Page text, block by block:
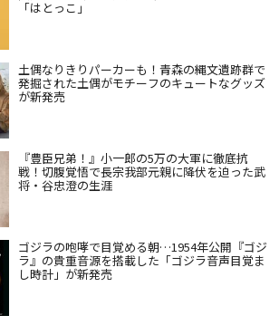
「はとっこ」
土偶なりきりパーカーも！青森の縄文遺跡群で
発掘された土偶がモチーフのキュートなグッズ
が新発売
『豊臣兄弟！』小一郎の5万の大軍に徹底抗
戦！切腹覚悟で長宗我部元親に降伏を迫った武
将・谷忠澄の生涯
ゴジラの咆哮で目覚める朝…1954年公開『ゴジ
ラ』の貴重音源を搭載した「ゴジラ音声目覚ま
し時計」が新発売